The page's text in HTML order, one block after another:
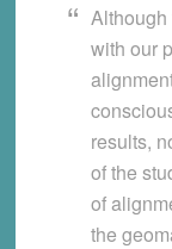
with our
results,
of the
of
the